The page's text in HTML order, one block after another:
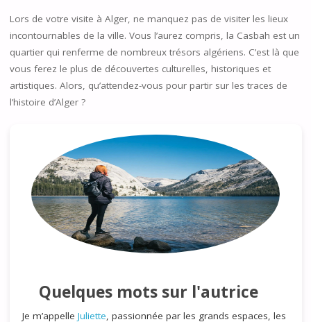
Lors de votre visite à Alger, ne manquez pas de visiter les lieux
incontournables de la ville. Vous l’aurez compris, la Casbah est un
quartier qui renferme de nombreux trésors algériens. C’est là que
vous ferez le plus de découvertes culturelles, historiques et
artistiques. Alors, qu’attendez-vous pour partir sur les traces de
l’histoire d’Alger ?
Quelques mots sur l'autrice
Je m’appelle Juliette, passionnée par les grands espaces, les